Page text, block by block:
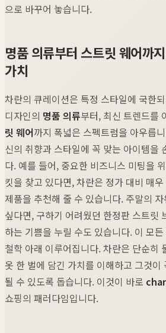
으로 바꾸어 놓습니다.
명품 의류부터 스트릿 웨어까
가치
차란의 큐레이션은 특정 스타일에 국한
디자인의 명품 의류부터, 최신 트렌드를
릿 웨어까지 폭넓은 스펙트럼을 아우릅
신의 취향과 스타일에 꼭 맞는 아이템을
다. 예를 들어, 중요한 비즈니스 미팅을
킷을 찾고 있다면, 차란은 정가 대비 매
제품을 추천해 줄 수 있습니다. 주말의
싶다면, 구하기 어려웠던 한정판 스트릿
하는 기쁨을 누릴 수도 있습니다. 이 모든
철학 아래 이루어집니다. 차란은 단순히
옷 한 벌에 담긴 가치를 이해하고 그것이
될 수 있도록 돕습니다. 이것이 바로
쇼핑의 패러다임입니다.